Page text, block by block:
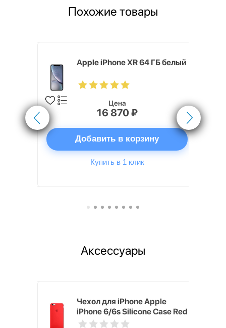
Похожие товары
Apple iPhone XR 64 ГБ белый
Цена
16 870 ₽
Добавить в корзину
Купить в 1 клик
Аксессуары
Чехол для iPhone Apple
iPhone 6/6s Silicone Case Red